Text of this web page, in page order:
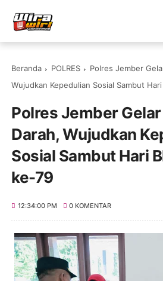
Beranda POLRES
Polres Jember
Wujudkan Kepedulian Sosial Sambut
Polres Jember
Darah, Wujudkan
Sosial Sambut Hari
ke-79
12:34:00 PM 0 KOMENTAR